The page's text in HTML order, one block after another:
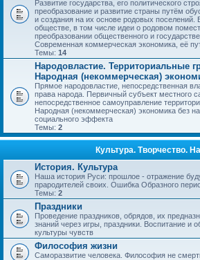
Развитие государства, его политического
преобразование и развитие страны путём
и создания на их основе родовых поселений.
обществе, в том числе идеи о родовом
преобразовании общественного и
Современная коммерческая экономика, её
Темы: 14
Народовластие. Территориальные
Народная (некоммерческая)
Прямое народовластие, непосредственная
права народа. Первичный субъект местного
непосредственное самоуправление
Народная (некоммерческая) экономика без
социального эффекта
Темы: 2
Культура. Творчество.
История. Культура
Наша история Руси: прошлое - отражение
прародителей своих. Ошибка Образного
Темы: 2
Праздники
Проведение праздников, обрядов, их
знаний через игры, праздники. Воспитание и
культуры чувств
Философия жизни
Саморазвитие человека. Философия не